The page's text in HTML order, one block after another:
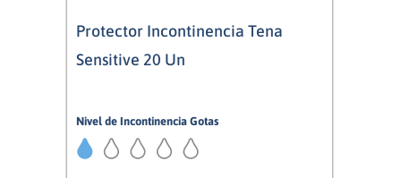
Protector Incontinencia Tena
Sensitive 20 Un
Nivel de Incontinencia Gotas
1/5